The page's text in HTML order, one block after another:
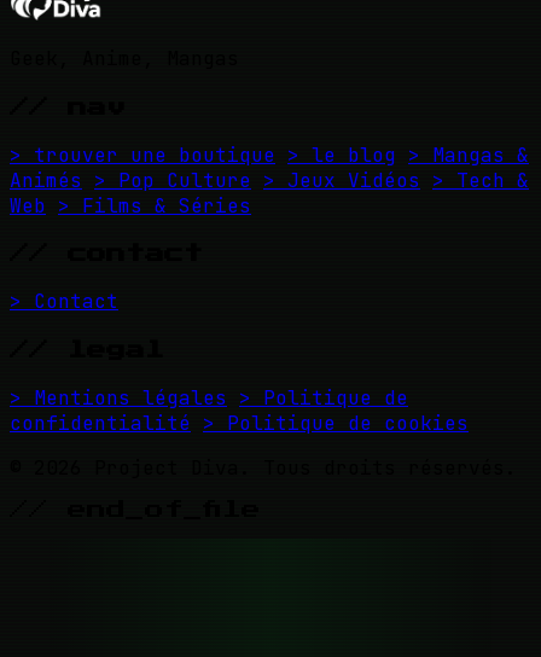
> trouver une boutique > le blog > Mangas &
Animés
> Pop Culture > Jeux Vidéos
> Tech &
Web > Films & Séries
> Contact
> Mentions légales
> Politique de
confidentialité > Politique de cookies